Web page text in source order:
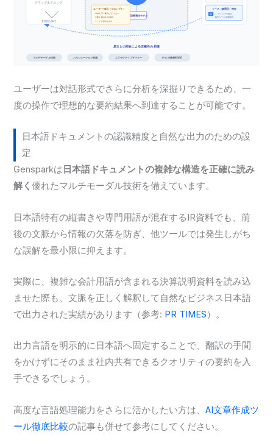
ユーザーは対話形式でさらに分析を深掘りできるため、一
度の操作で理想的な要約結果へ到達することが可能です。
日本語ドキュメントの認識精度と自然な出力のための設
定
Gensparkは 日本語ドキュメントの複雑な構造を正確に読み
解く優れたマルチモーダル技術を備えています。
日本語特有の縦書きや専門用語が混在するIR資料でも、前
後の文脈から情報の欠落を防ぎ、他ツールでは発生しがち
な誤解を最小限に抑えます。
実際に、複雑な会計用語が含まれる決算説明資料を読み込
ませた際も、文脈を正しく解釈して自然なビジネス日本語
で出力された実績があります（参考: PR TIMES）。
出力言語を明示的に日本語へ固定することで、翻訳の手間
をかけずにそのまま社内共有できるクオリティの要約を入
手できるでしょう。
高度な言語処理能力をさらに活かしたい方は、AI文章作成ツ
ール徹底比較の記事も併せて参考にしてください。